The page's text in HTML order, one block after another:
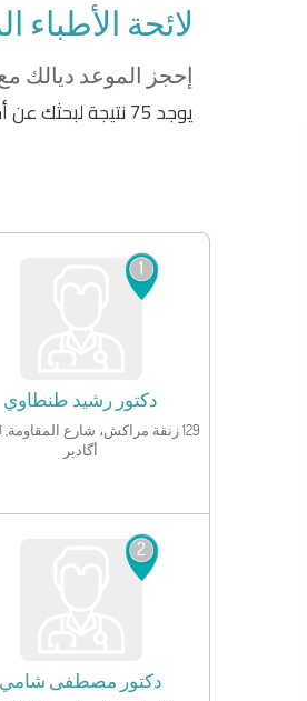
لائحة
إحجز الموعد ديالك
يوجد 75 نتيجة لبحثك عن أخصائي في الطب الإشعاعي. تبعا للموقع الجغرافي و المواعيد المتاحة، إختر الموعد و الطبيب المناسب لك.
1
دكتور رشيد طنطاوي
أگادير
2
دكتور مصطفى شامي